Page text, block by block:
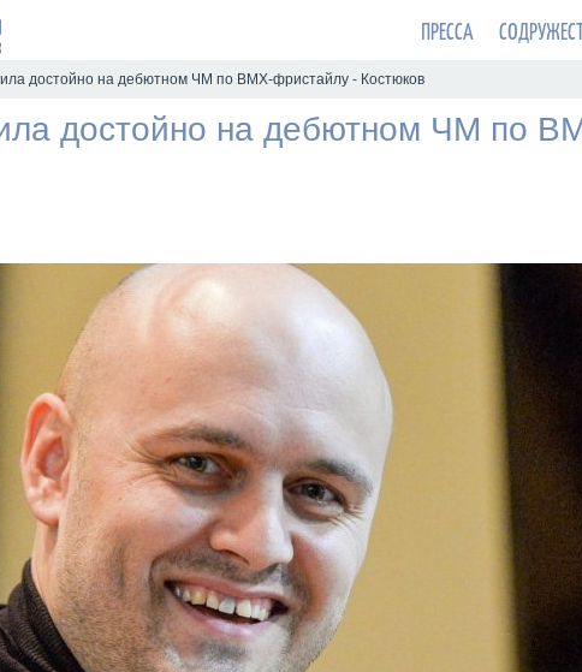
ПРЕССА
достойно на дебютном ЧМ по ВМХ-фристайлу - Костюков
достойно на дебютном ЧМ по